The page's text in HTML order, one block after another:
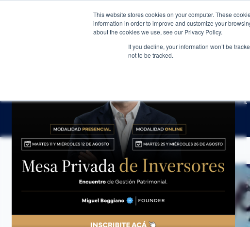
This website stores cookies on your computer. These
information in order to improve and customize your
about the cookies we use, see our Privacy Policy.
If you decline, your information won’t be
not to be tracked.
WEALTH MANAGEMENT CDI MEMBRESÍA
Volatilidad con el dólar
CDI Club de Inversores 21 de marzo de 2025